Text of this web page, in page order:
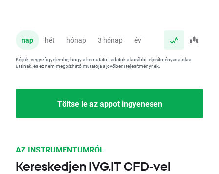
nap hét hónap 3 hónap év
Kérjük, vegye figyelembe, hogy a bemutatott adatok a korábbi teljesítményadatokra
utalnak, és ez nem megbízható mutatója a jövőbeni teljesítménynek.
Töltse le az appot ingyenesen
AZ INSTRUMENTUMRÓL
Kereskedjen IVG.IT CFD-vel